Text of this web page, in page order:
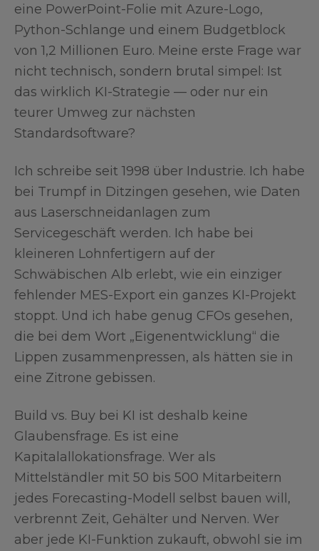
eine PowerPoint-Folie mit Azure-Logo,
Python-Schlange und einem Budgetblock
von 1,2 Millionen Euro. Meine erste Frage war
nicht technisch, sondern brutal simpel: Ist
das wirklich KI-Strategie — oder nur ein
teurer Umweg zur nächsten
Standardsoftware?
Ich schreibe seit 1998 über Industrie. Ich habe
bei Trumpf in Ditzingen gesehen, wie Daten
aus Laserschneidanlagen zum
Servicegeschäft werden. Ich habe bei
kleineren Lohnfertigern auf der
Schwäbischen Alb erlebt, wie ein einziger
fehlender MES-Export ein ganzes KI-Projekt
stoppt. Und ich habe genug CFOs gesehen,
die bei dem Wort „Eigenentwicklung“ die
Lippen zusammenpressen, als hätten sie in
eine Zitrone gebissen.
Build vs. Buy bei KI ist deshalb keine
Glaubensfrage. Es ist eine
Kapitalallokationsfrage. Wer als
Mittelständler mit 50 bis 500 Mitarbeitern
jedes Forecasting-Modell selbst bauen will,
verbrennt Zeit, Gehälter und Nerven. Wer
aber jede KI-Funktion zukauft, obwohl sie im